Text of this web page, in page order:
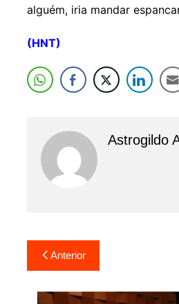
alguém, iria mandar
(HNT)
Astrogildo
Navegação
de
Post
Anterior